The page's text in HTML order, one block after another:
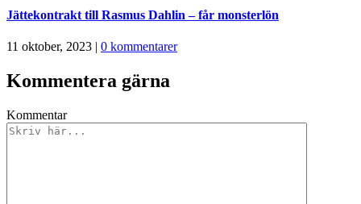
Jättekontrakt till Rasmus Dahlin – får monsterlön
11 oktober, 2023 | 0 kommentarer
Kommentera gärna
Kommentar